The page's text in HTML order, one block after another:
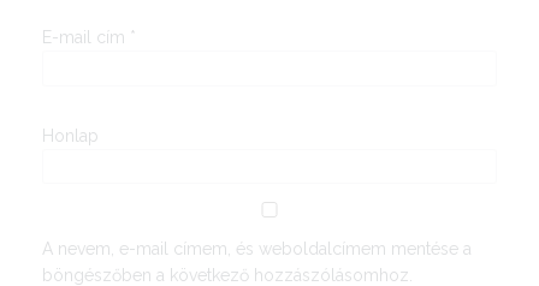
E-mail cím *
Honlap
A nevem, e-mail címem, és weboldalcímem mentése a
böngészőben a következő hozzászólásomhoz.